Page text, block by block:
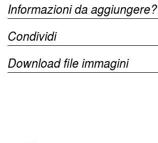
Informazioni da aggiungere?
Condividi
Download file immagini